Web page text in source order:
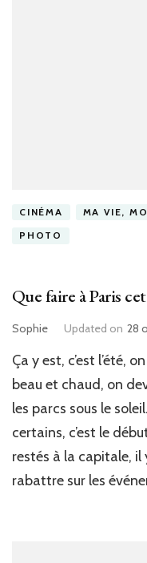
CINÉMA MA VIE,
PHOTO
Que faire à Paris
Sophie Updated on 28
Ça y est, c’est l’été,
beau et chaud, on
les parcs sous le
certains, c’est le
restés à la capitale, il
rabattre sur les